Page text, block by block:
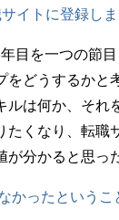
イトに登録しま
目を一つの節
をどうするかと
ルは何か、それ
たくなり、転職
分かると思っ
ったというこ